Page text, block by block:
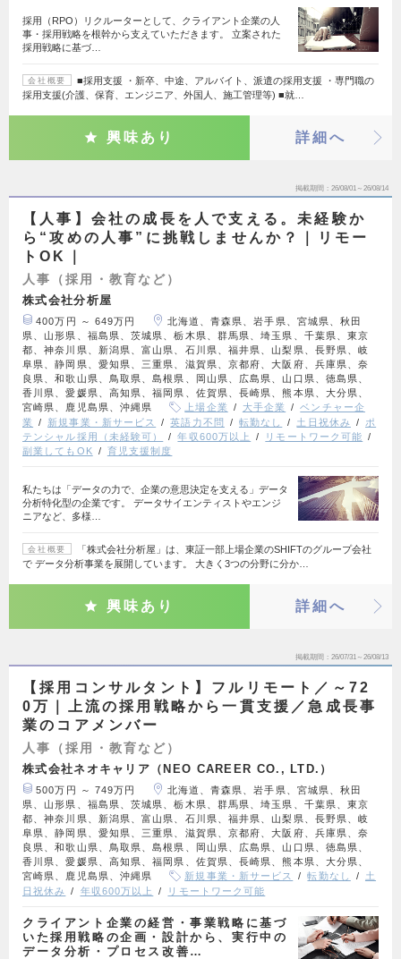
採用（RPO）リクルーターとして、クライアント企業の人
事・採用戦略を根幹から支えていただきます。 立案された
採用戦略に基づ…
会社概要
■採用支援 ・新卒、中途、アルバイト、派遣の採用支援 ・専門職の
採用支援(介護、保育、エンジニア、外国人、施工管理等) ■就…
興味あり 詳細へ
掲載期間 26/08/01～26/08/14
【人事】会社の成長を人で支える。未経験か
ら“攻めの人事”に挑戦しませんか？｜リモー
トOK｜
人事（採用・教育など）
株式会社分析屋
400万円 ～ 649万円
北海道、青森県、岩手県、宮城県、秋田
県、山形県、福島県、茨城県、栃木県、群馬県、埼玉県、千葉県、東京
都、神奈川県、新潟県、富山県、石川県、福井県、山梨県、長野県、岐
阜県、静岡県、愛知県、三重県、滋賀県、京都府、大阪府、兵庫県、奈
良県、和歌山県、鳥取県、島根県、岡山県、広島県、山口県、徳島県、
香川県、愛媛県、高知県、福岡県、佐賀県、長崎県、熊本県、大分県、
宮崎県、鹿児島県、沖縄県
上場企業 大手企業
ベンチャー企
業
新規事業・新サービス 英語力不問 転勤なし 土日祝休み
ポ
テンシャル採用（未経験可）
年収600万以上
リモートワーク可能
副業してもOK
育児支援制度
私たちは「データの力で、企業の意思決定を支える」データ
分析特化型の企業です。 データサイエンティストやエンジ
ニアなど、多様…
会社概要
「株式会社分析屋」は、東証一部上場企業のSHIFTのグループ会社
で データ分析事業を展開しています。 大きく3つの分野に分か…
興味あり 詳細へ
掲載期間 26/07/31～26/08/13
【採用コンサルタント】フルリモート／～72
0万｜上流の採用戦略から一貫支援／急成長事
業のコアメンバー
人事（採用・教育など）
株式会社ネオキャリア（NEO CAREER CO., LTD.）
500万円 ～ 749万円
北海道、青森県、岩手県、宮城県、秋田
県、山形県、福島県、茨城県、栃木県、群馬県、埼玉県、千葉県、東京
都、神奈川県、新潟県、富山県、石川県、福井県、山梨県、長野県、岐
阜県、静岡県、愛知県、三重県、滋賀県、京都府、大阪府、兵庫県、奈
良県、和歌山県、鳥取県、島根県、岡山県、広島県、山口県、徳島県、
香川県、愛媛県、高知県、福岡県、佐賀県、長崎県、熊本県、大分県、
宮崎県、鹿児島県、沖縄県
新規事業・新サービス 転勤なし
土
日祝休み
年収600万以上 リモートワーク可能
クライアント企業の経営・事業戦略に基づ
いた採用戦略の企画・設計から、実行中の
データ分析・プロセス改善…